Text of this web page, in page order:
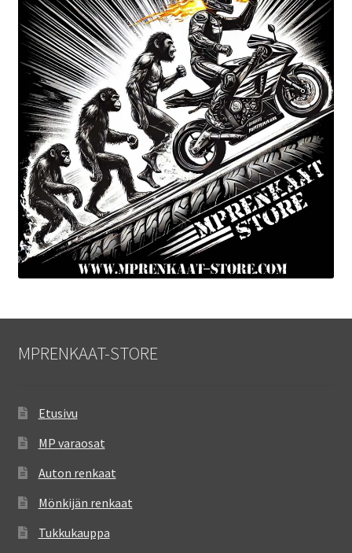
MPRENKAAT-STORE
Etusivu
MP varaosat
Auton renkaat
Mönkijän renkaat
Tukkukauppa